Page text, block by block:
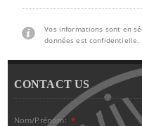
Vos informations sont en
données est confidentielle.
CONTACT US
Nom/Prénom: *